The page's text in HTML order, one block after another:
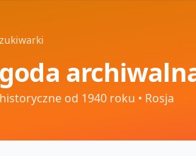
od 1940 roku • Rosja